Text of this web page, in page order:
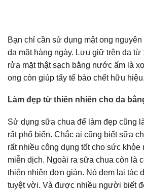
Bạn chỉ cần sử dụng mật ong
da mặt hàng ngày. Lưu giữ trên da từ
rửa mặt thật sạch bằng nước ấm là
ong còn giúp tẩy tế bào chết hữu hiệu.
Làm đẹp từ thiên nhiên cho da
Sử dụng sữa chua để làm đẹp cũng
rất phổ biến. Chắc ai cũng biết sữa
rất nhiều công dụng tốt cho sức khỏe
miễn dịch. Ngoài ra sữa chua còn là
thiên nhiên đơn giản. Nó đem lại tác
tuyệt vời. Và được nhiều người biết